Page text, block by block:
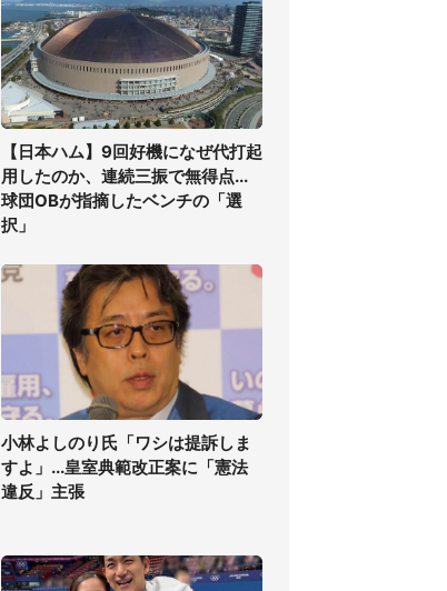
【日本ハム】9回好機になぜ代打起
用したのか、連続三振で無得点...
球団OBが指摘したベンチの「選
択」
小林よしのり氏「ワシは提訴しま
すよ」...皇室典範改正案に「憲法
違反」主張